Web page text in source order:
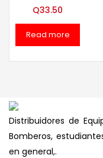
Q33.50
Read more
Distribuidores de
Bomberos,
en general,.